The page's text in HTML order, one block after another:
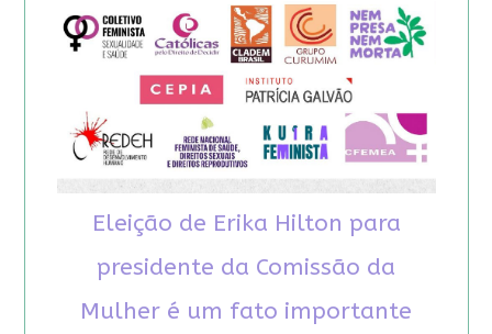
Eleição de Erika Hilton para
presidente da Comissão da
Mulher é um fato importante